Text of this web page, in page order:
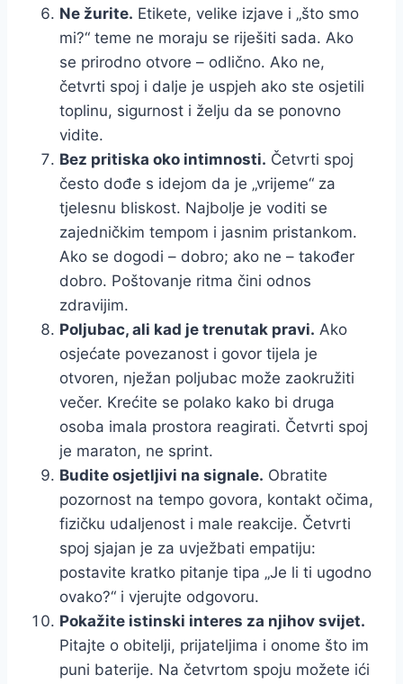
Ne žurite. Etikete, velike izjave i „što smo
mi?“ teme ne moraju se riješiti sada. Ako
se prirodno otvore – odlično. Ako ne,
četvrti spoj i dalje je uspjeh ako ste osjetili
toplinu, sigurnost i želju da se ponovno
vidite.
Bez pritiska oko intimnosti. Četvrti spoj
često dođe s idejom da je „vrijeme“ za
tjelesnu bliskost. Najbolje je voditi se
zajedničkim tempom i jasnim pristankom.
Ako se dogodi – dobro; ako ne – također
dobro. Poštovanje ritma čini odnos
zdravijim.
Poljubac, ali kad je trenutak pravi. Ako
osjećate povezanost i govor tijela je
otvoren, nježan poljubac može zaokružiti
večer. Krećite se polako kako bi druga
osoba imala prostora reagirati. Četvrti spoj
je maraton, ne sprint.
Budite osjetljivi na signale. Obratite
pozornost na tempo govora, kontakt očima,
fizičku udaljenost i male reakcije. Četvrti
spoj sjajan je za uvježbati empatiju:
postavite kratko pitanje tipa „Je li ti ugodno
ovako?“ i vjerujte odgovoru.
Pokažite istinski interes za njihov svijet.
Pitajte o obitelji, prijateljima i onome što im
puni baterije. Na četvrtom spoju možete ići